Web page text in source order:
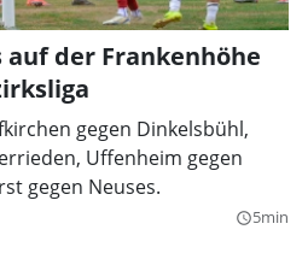
auf der Frankenhöhe
gegen Dinkelsbühl,
Uffenheim gegen
gegen Neuses.
query_builder5min